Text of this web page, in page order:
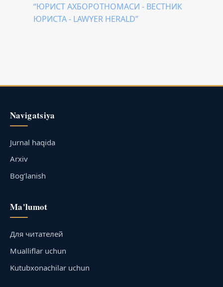
“ЮРИСТ АХБОРОТНОМАСИ - ВЕСТНИК
ЮРИСТА - LAWYER HERALD”
Navigatsiya
Jurnal haqida
Arxiv
Bog‘lanish
Ma'lumot
Для читателей
Mualliflar uchun
Kutubxonachilar uchun